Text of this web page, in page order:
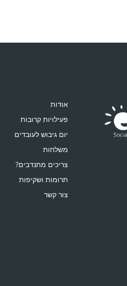
אודות
פעילויות קרובות
יום גיבוש לעובדים
משלחות
צריכים מתנדבים?
תרומות ושקיפות
צור קשר